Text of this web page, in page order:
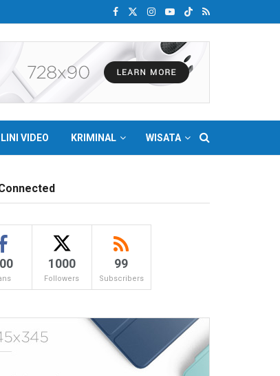
LINI VIDEO KRIMINAL WISATA
1000
Followers
99
Subscribers